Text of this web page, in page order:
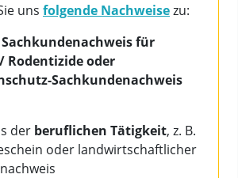
uns folgende Nachweisezu:
Sachkundenachweis für
Rodentizide oder
Sachkundenachweis
der beruflichen Tätigkeit, z. B.
oder landwirtschaftlicher